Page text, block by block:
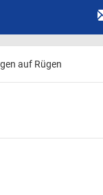
auf Rügen